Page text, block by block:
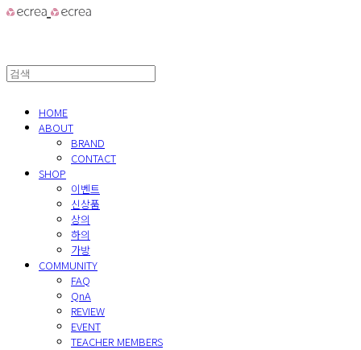
HOME
ABOUT
BRAND
CONTACT
SHOP
이벤트
신상품
상의
하의
가방
COMMUNITY
FAQ
QnA
REVIEW
EVENT
TEACHER MEMBERS